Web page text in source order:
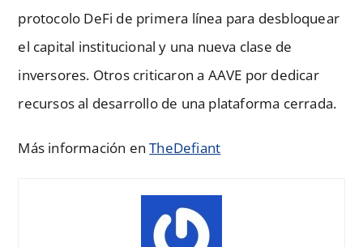
protocolo DeFi de primera línea para desbloquear
el capital institucional y una nueva clase de
inversores. Otros criticaron a AAVE por dedicar
recursos al desarrollo de una plataforma cerrada.
Más información enTheDefiant